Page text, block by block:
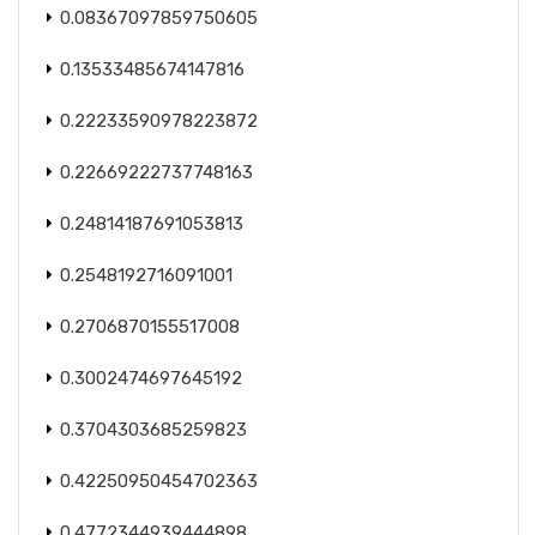
0.08367097859750605
0.13533485674147816
0.22233590978223872
0.22669222737748163
0.24814187691053813
0.2548192716091001
0.2706870155517008
0.3002474697645192
0.3704303685259823
0.42250950454702363